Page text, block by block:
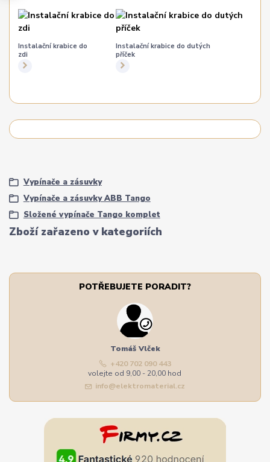
Instalační krabice do
zdi
Instalační krabice do dutých
příček
Zboží zařazeno v kategoriích
Vypínače a zásuvky
Vypínače a zásuvky ABB Tango
Složené vypínače Tango komplet
POTŘEBUJETE PORADIT?
Tomáš Vlček
+420 702 090 443
volejte od 9,00 - 20,00 hod
info@elektromaterial.cz